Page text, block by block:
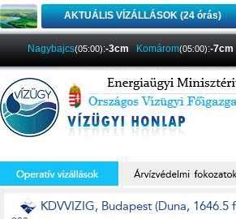
AKTUÁLIS VÍZÁLLÁSOK (24 órás)
Nagybajcs(05:00):-3cm Komárom(05:00):-7cm